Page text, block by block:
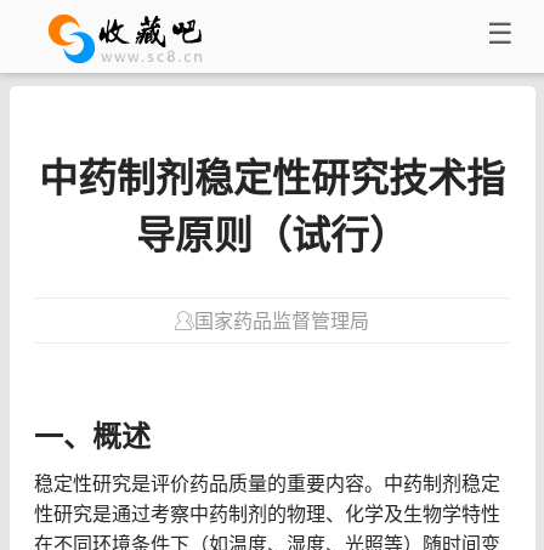
☰
中药制剂稳定性研究技术指
导原则（试行）
国家药品监督管理局
一、概述
稳定性研究是评价药品质量的重要内容。中药制剂稳定
性研究是通过考察中药制剂的物理、化学及生物学特性
在不同环境条件下（如温度、湿度、光照等）随时间变